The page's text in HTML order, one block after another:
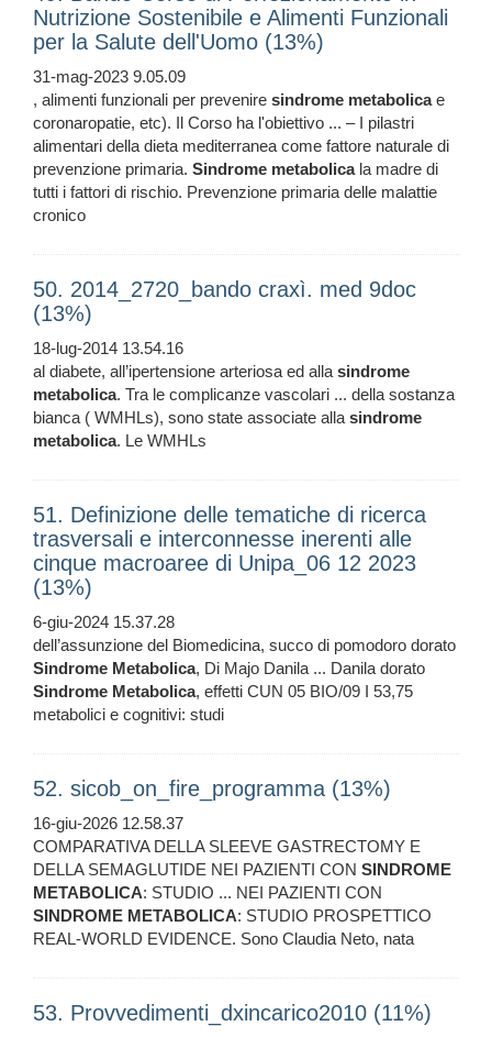
Nutrizione Sostenibile e Alimenti Funzionali
per la Salute dell'Uomo (13%)
31-mag-2023 9.05.09
, alimenti funzionali per prevenire sindrome metabolicae
coronaropatie, etc). Il Corso ha l'obiettivo ... – I pilastri
alimentari della dieta mediterranea come fattore naturale di
prevenzione primaria. Sindrome metabolicala madre di
tutti i fattori di rischio. Prevenzione primaria delle malattie
cronico
50. 2014_2720_bando craxì. med 9doc
(13%)
18-lug-2014 13.54.16
al diabete, all’ipertensione arteriosa ed allasindrome
metabolica. Tra le complicanze vascolari ... della sostanza
bianca ( WMHLs), sono state associate allasindrome
metabolica. Le WMHLs
51. Definizione delle tematiche di ricerca
trasversali e interconnesse inerenti alle
cinque macroaree di Unipa_06 12 2023
(13%)
6-giu-2024 15.37.28
dell’assunzione del Biomedicina, succo di pomodoro dorato
Sindrome Metabolica, Di Majo Danila ... Danila dorato
Sindrome Metabolica, effetti CUN 05 BIO/09 I 53,75
metabolici e cognitivi: studi
52. sicob_on_fire_programma (13%)
16-giu-2026 12.58.37
COMPARATIVA DELLA SLEEVE GASTRECTOMY E
DELLA SEMAGLUTIDE NEI PAZIENTI CON SINDROME
METABOLICA: STUDIO ... NEI PAZIENTI CON
SINDROME METABOLICA: STUDIO PROSPETTICO
REAL-WORLD EVIDENCE. Sono Claudia Neto, nata
53. Provvedimenti_dxincarico2010 (11%)